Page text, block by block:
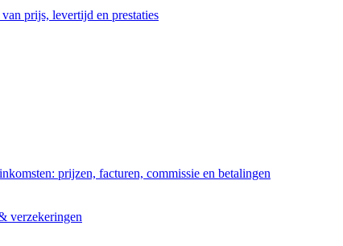
prijs, levertijd en prestaties
prijzen, facturen, commissie en betalingen
verzekeringen